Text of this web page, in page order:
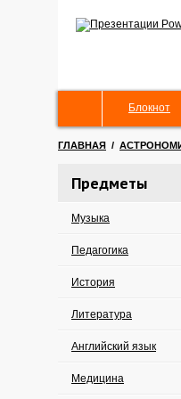
Блокнот
ГЛАВНАЯ /
Предметы
Музыка
Педагогика
История
Литература
Английский язык
Медицина